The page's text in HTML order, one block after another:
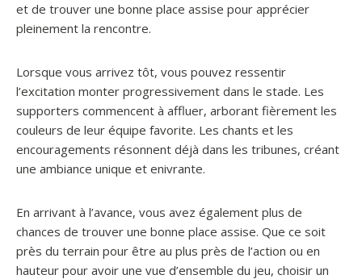
et de trouver une bonne place assise pour apprécier
pleinement la rencontre.
Lorsque vous arrivez tôt, vous pouvez ressentir
l’excitation monter progressivement dans le stade. Les
supporters commencent à affluer, arborant fièrement les
couleurs de leur équipe favorite. Les chants et les
encouragements résonnent déjà dans les tribunes, créant
une ambiance unique et enivrante.
En arrivant à l’avance, vous avez également plus de
chances de trouver une bonne place assise. Que ce soit
près du terrain pour être au plus près de l’action ou en
hauteur pour avoir une vue d’ensemble du jeu, choisir un